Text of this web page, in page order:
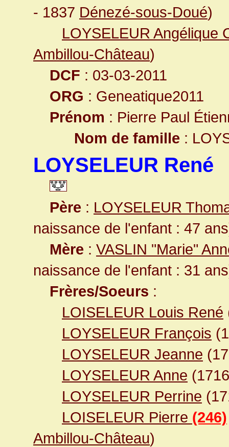
- 1837 Dénezé-sous-Doué)
LOYSELEUR Angélique
Ambillou-Château)
DCF : 03-03-2011
ORG : Geneatique2011
Prénom : Pierre Paul
Nom de famille :
LOYSELEUR René
Père : LOYSELEUR
naissance de l'enfant : 47
Mère : VASLIN "Marie"
naissance de l'enfant : 31
Frères/Soeurs :
LOISELEUR Louis René
LOYSELEUR François
LOYSELEUR Jeanne
LOYSELEUR Anne
LOYSELEUR Perrine
LOISELEUR Pierre (246)
Ambillou-Château)